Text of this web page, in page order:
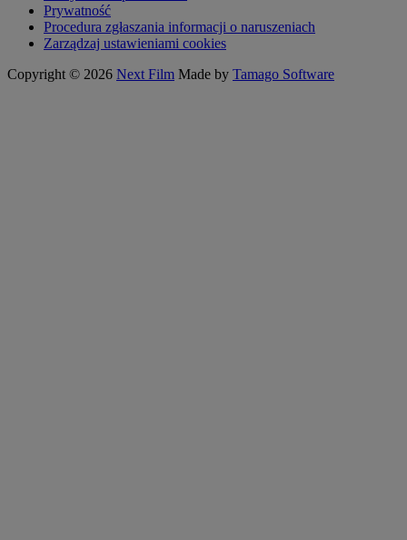
Prywatność
Procedura zgłaszania informacji o naruszeniach
Zarządzaj ustawieniami cookies
Copyright © 2026 Next Film Made by Tamago Software